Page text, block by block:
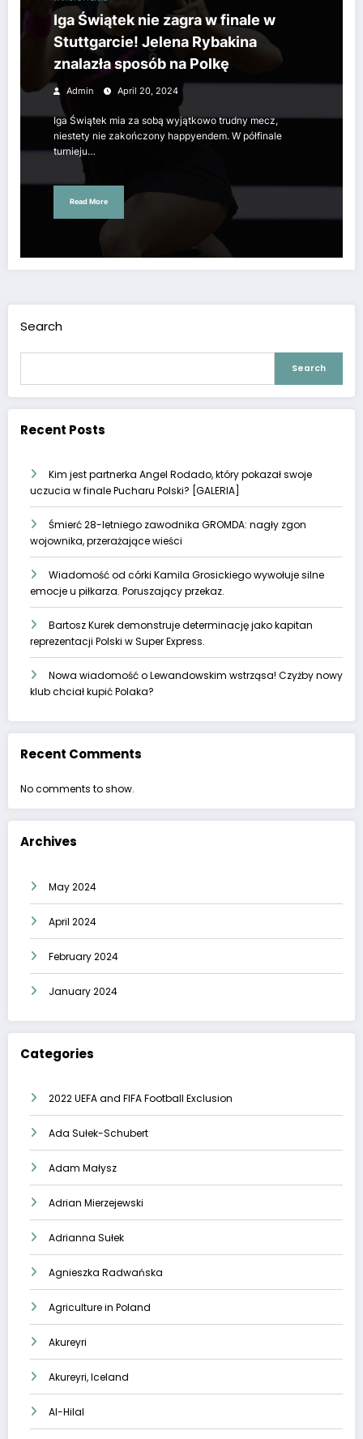
Iga Świątek nie zagra w finale w
Stuttgarcie! Jelena Rybakina
znalazła sposób na Polkę
Admin April 20, 2024
Iga Świątek mia za sobą wyjątkowo trudny mecz,
niestety nie zakończony happyendem. W półfinale
turnieju…
Read More
Search
Search
Recent Posts
Kim jest partnerka Angel Rodado, który pokazał swoje
uczucia w finale Pucharu Polski? [GALERIA]
Śmierć 28-letniego zawodnika GROMDA: nagły zgon
wojownika, przerażające wieści
Wiadomość od córki Kamila Grosickiego wywołuje silne
emocje u piłkarza. Poruszający przekaz.
Bartosz Kurek demonstruje determinację jako kapitan
reprezentacji Polski w Super Express.
Nowa wiadomość o Lewandowskim wstrząsa! Czyżby nowy
klub chciał kupić Polaka?
Recent Comments
No comments to show.
Archives
May 2024
April 2024
February 2024
January 2024
Categories
2022 UEFA and FIFA Football Exclusion
Ada Sułek-Schubert
Adam Małysz
Adrian Mierzejewski
Adrianna Sułek
Agnieszka Radwańska
Agriculture in Poland
Akureyri
Akureyri, Iceland
Al-Hilal